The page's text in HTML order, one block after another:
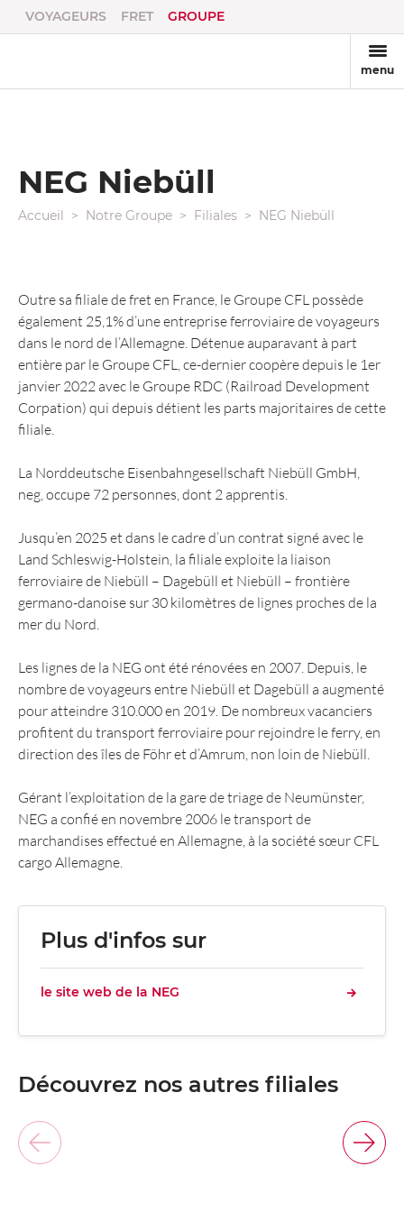
VOYAGEURS FRET GROUPE
menu
NEG Niebüll
Accueil Notre Groupe Filiales NEG Niebüll
Outre sa filiale de fret en France, le Groupe CFL possède
également 25,1% d’une entreprise ferroviaire de voyageurs
dans le nord de l’Allemagne. Détenue auparavant à part
entière par le Groupe CFL, ce-dernier coopère depuis le 1er
janvier 2022 avec le Groupe RDC (Railroad Development
Corpation) qui depuis détient les parts majoritaires de cette
filiale.
La Norddeutsche Eisenbahngesellschaft Niebüll GmbH,
neg, occupe 72 personnes, dont 2 apprentis.
Jusqu’en 2025 et dans le cadre d’un contrat signé avec le
Land Schleswig-Holstein, la filiale exploite la liaison
ferroviaire de Niebüll – Dagebüll et Niebüll – frontière
germano-danoise sur 30 kilomètres de lignes proches de la
mer du Nord.
Les lignes de la NEG ont été rénovées en 2007. Depuis, le
nombre de voyageurs entre Niebüll et Dagebüll a augmenté
pour atteindre 310.000 en 2019. De nombreux vacanciers
profitent du transport ferroviaire pour rejoindre le ferry, en
direction des îles de Föhr et d’Amrum, non loin de Niebüll.
Gérant l’exploitation de la gare de triage de Neumünster,
NEG a confié en novembre 2006 le transport de
marchandises effectué en Allemagne, à la société sœur CFL
cargo Allemagne.
Plus d'infos sur
le site web de la NEG
Découvrez nos autres filiales